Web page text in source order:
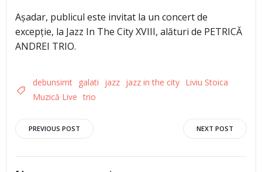
Așadar, publicul este invitat la un concert de
excepție, la Jazz In The City XVIII, alături de PETRICĂ
ANDREI TRIO.
debunsimt galati jazz jazz in the city Liviu Stoica
Muzică Live trio
Post
navigation
PREVIOUS POST
navigation
NEXT POST